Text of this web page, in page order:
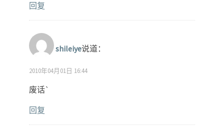
回复
shileiye说道：
2010年04月01日 16:44
废话`
回复